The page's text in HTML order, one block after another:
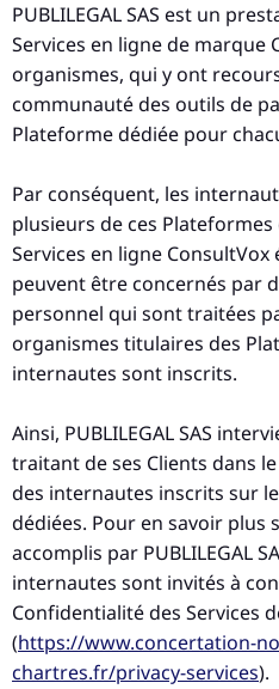
PUBLILEGAL SAS est un
Services en ligne de marque
organismes, qui y ont
communauté des outils de
Plateforme dédiée pour
Par conséquent, les
plusieurs de ces
Services en ligne ConsultVox
peuvent être concernés par
personnel qui sont traitées
organismes titulaires des
internautes sont inscrits.
Ainsi, PUBLILEGAL SAS
traitant de ses Clients dans
des internautes inscrits sur
dédiées. Pour en savoir plus
accomplis par PUBLILEGAL
internautes sont invités à
Confidentialité des Services
(https://www.concertation-
chartres.fr/privacy-services).